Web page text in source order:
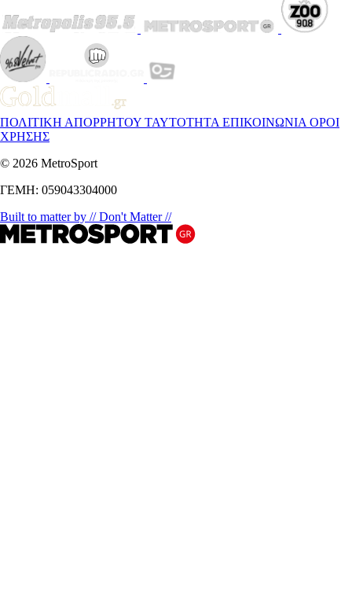
ΠΟΛΙΤΙΚΗ ΑΠΟΡΡΗΤΟΥ ΤΑΥΤΟΤΗΤΑ ΕΠΙΚΟΙΝΩΝΙΑ ΟΡΟΙ
ΧΡΗΣΗΣ
© 2026 MetroSport
ΓΕΜΗ: 059043304000
Built to matter by // Don't Matter //